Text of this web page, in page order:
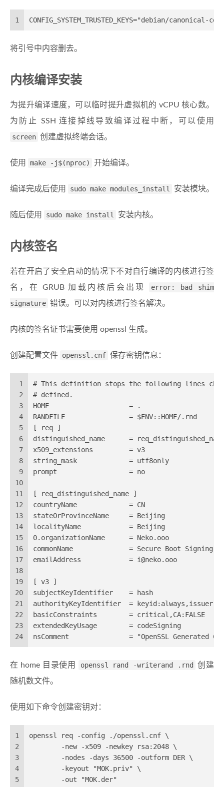
1 CONFIG_SYSTEM_TRUSTED_KEYS="debian/canonical-
将引号中内容删去。
内核编译安装
为提升编译速度，可以临时提升虚拟机的 vCPU 核心数。
为防止 SSH 连接掉线导致编译过程中断，可以使用
screen 创建虚拟终端会话。
使用 make -j$(nproc) 开始编译。
编译完成后使用 sudo make modules_install 安装模块。
随后使用 sudo make install 安装内核。
内核签名
若在开启了安全启动的情况下不对自行编译的内核进行签
名，在 GRUB 加载内核后会出现
error: bad shim
signature 错误。可以对内核进行签名解决。
内核的签名证书需要使用 openssl 生成。
创建配置文件 openssl.cnf 保存密钥信息：
1
2
3
4
5
6
7
8
9
10
11
12
13
14
15
16
17
18
19
20
21
22
23
24
# This definition stops the following lines
# defined.
HOME                    = .
RANDFILE                = $ENV::HOME/.rnd
[ req ]
distinguished_name      =
x509_extensions         = v3
string_mask             = utf8only
prompt                  = no
[ req_distinguished_name ]
countryName             = CN
stateOrProvinceName     = Beijing
localityName            = Beijing
0.organizationName      = Neko.ooo
commonName              = Secure Boot Signing
emailAddress            = i@neko.ooo
[ v3 ]
subjectKeyIdentifier    = hash
authorityKeyIdentifier  = keyid:always,issuer
basicConstraints        = critical,CA:FALSE
extendedKeyUsage        = codeSigning
nsComment               = "OpenSSL Generated
在 home 目录使用 openssl rand -writerand .rnd
创建
随机数文件。
使用如下命令创建密钥对：
1
2
3
4
5
openssl req -config ./openssl.cnf \
        -new -x509 -newkey rsa:2048 \
        -nodes -days 36500 -outform DER \
        -keyout "MOK.priv" \
        -out "MOK.der"